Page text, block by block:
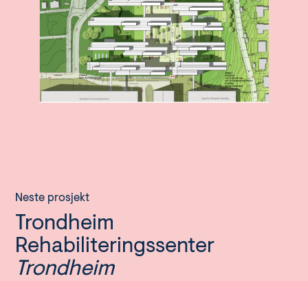
Neste prosjekt
Trondheim
Rehabiliteringssenter
Trondheim